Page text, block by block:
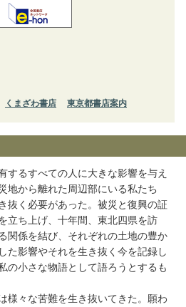
くまざわ書店 東京都書店案内
するすべての人に大きな影響を与え
地から離れた周辺部にいる私たち
抜く必要があった。被災と復興の証
立ち上げ、十年間、東北四県を訪
関係を結び、それぞれの土地の豊か
た影響やそれを生き抜く今を記録し
の小さな物語として語ろうとするも
様々な苦難を生き抜いてきた。願わ